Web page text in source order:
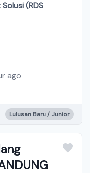
(RDS
ago
Lulusan Baru / Junior